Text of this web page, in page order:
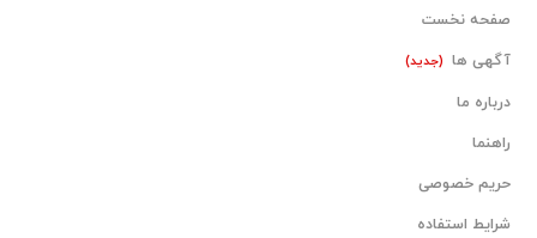
صفحه نخست
آگهی ها (جدید)
درباره ما
راهنما
حریم خصوصی
شرایط استفاده